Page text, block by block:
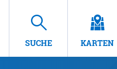
SUCHE KARTEN